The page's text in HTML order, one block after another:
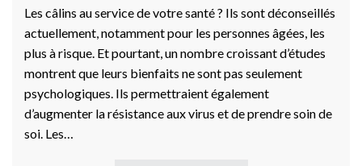
Les câlins au service de votre santé ? Ils sont déconseillés
actuellement, notamment pour les personnes âgées, les
plus à risque. Et pourtant, un nombre croissant d’études
montrent que leurs bienfaits ne sont pas seulement
psychologiques. Ils permettraient également
d’augmenter la résistance aux virus et de prendre soin de
soi. Les…